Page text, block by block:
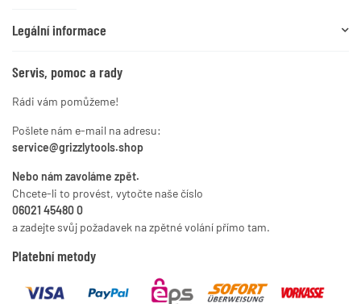
Legální informace
Servis, pomoc a rady
Rádi vám pomůžeme!
Pošlete nám e-mail na adresu:
service@grizzlytools.shop
Nebo nám zavoláme zpět.
Chcete-li to provést, vytočte naše číslo
06021 45480 0
a zadejte svůj požadavek na zpětné volání přímo tam.
Platební metody